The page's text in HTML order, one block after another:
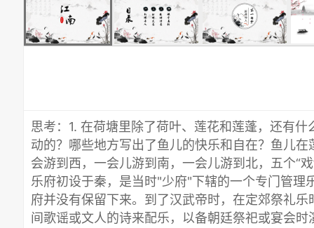
思考：1. 在荷塘里除了荷叶、莲花和莲蓬，还有
动的？哪些地方写出了鱼儿的快乐和自在？鱼儿
会游到西，一会儿游到南，一会儿游到北，五个“
乐府初设于秦，是当时"少府"下辖的一个专门管理
府并没有保留下来。到了汉武帝时，在定郊祭礼
间歌谣或文人的诗来配乐，以备朝廷祭祀或宴会